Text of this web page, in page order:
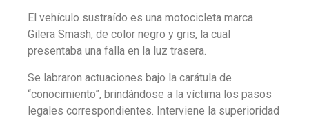
El vehículo sustraído es una motocicleta marca
Gilera Smash, de color negro y gris, la cual
presentaba una falla en la luz trasera.
Se labraron actuaciones bajo la carátula de
“conocimiento”, brindándose a la víctima los pasos
legales correspondientes. Interviene la superioridad